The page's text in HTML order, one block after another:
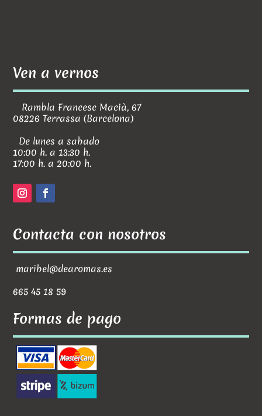
Ven a vernos
Rambla Francesc Macià, 67
08226 Terrassa (Barcelona)
De lunes a sabado
10:00 h. a 13:30 h.
17:00 h. a 20:00 h.
Contacta con nosotros
maribel@dearomas.es
665 45 18 59
Formas de pago